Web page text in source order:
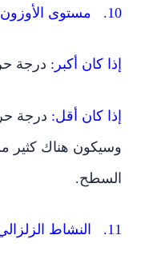
10. مستوى الأوزون في الجو:
إذا كان أكبر:درجة
إذا كان أقل:درجة
وسيكون هناك كثير
السطح.
11. النشاط الزلزالي: